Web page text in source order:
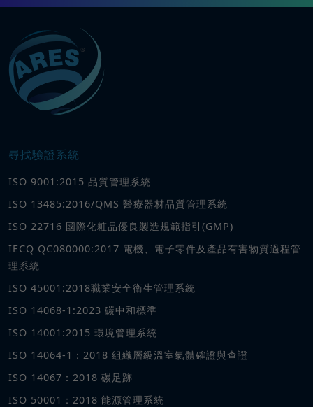
尋找驗證系統
ISO 9001:2015 品質管理系統
ISO 13485:2016/QMS 醫療器材品質管理系統
ISO 22716 國際化粧品優良製造規範指引(GMP)
IECQ QC080000:2017 電機、電子零件及產品有害物質過程管
理系統
ISO 45001:2018職業安全衛生管理系統
ISO 14068-1:2023 碳中和標準
ISO 14001:2015 環境管理系統
ISO 14064-1：2018 組織層級溫室氣體確證與查證
ISO 14067：2018 碳足跡
ISO 50001：2018 能源管理系統